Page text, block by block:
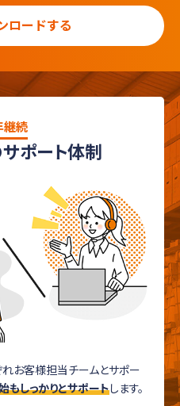
ロードする
継続
ポート体制
れお客様担当チームとサポー
もしっかりとサポートします。